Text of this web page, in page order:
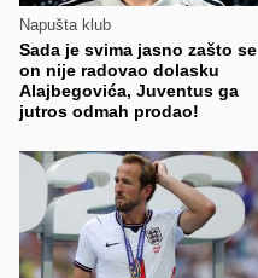
Napušta klub
Sada je svima jasno zašto se
on nije radovao dolasku
Alajbegovića, Juventus ga
jutros odmah prodao!